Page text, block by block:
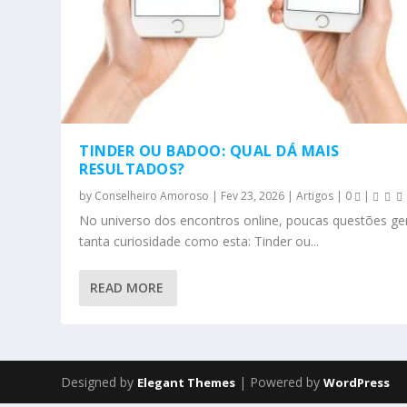
TINDER OU BADOO: QUAL DÁ MAIS
RESULTADOS?
by Conselheiro Amoroso | Fev 23, 2026 |Artigos | 0 |
No universo dos encontros online, poucas questões
tanta curiosidade como esta: Tinder ou...
READ MORE
Designed by Elegant Themes | Powered byWordPress